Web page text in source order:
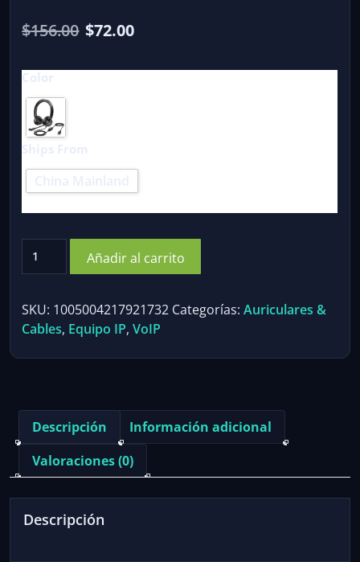
$156.00 El
$72.00
H12E
Headset
On-
USB
Headphones
with
Microphone
ENC
Call
Center
Añadir al carrito
SKU: 1005004217921732 Categorías:Auriculares &
Cables, Equipo IP,VoIP
Descripción
Información adicional
Valoraciones (0)
Descripción